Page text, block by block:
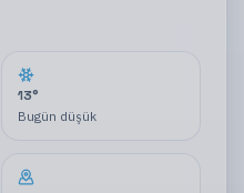
13°
Bugün düşük